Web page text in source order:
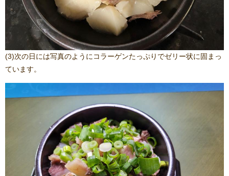
(3)次の日には写真のようにコラーゲンたっぷりでゼリー状に固まっ
ています。